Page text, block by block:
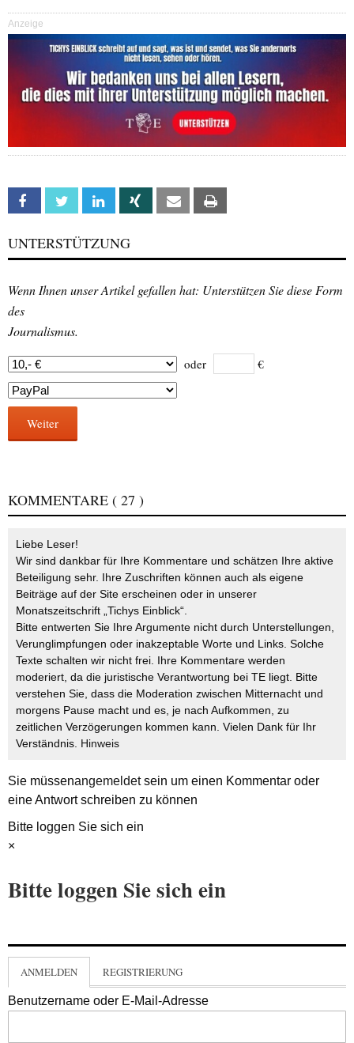
Anzeige
Facebook Twitter Linkedin Xing Email
UNTERSTÜTZUNG
Wenn Ihnen unser Artikel gefallen hat: Unterstützen Sie diese Form
des
Journalismus.
oder €
Weiter
KOMMENTARE ( 27 )
Liebe Leser!
Wir sind dankbar für Ihre Kommentare und schätzen Ihre aktive
Beteiligung sehr. Ihre Zuschriften können auch als eigene
Beiträge auf der Site erscheinen oder in unserer
Monatszeitschrift „Tichys Einblick“.
Bitte entwerten Sie Ihre Argumente nicht durch Unterstellungen,
Verunglimpfungen oder inakzeptable Worte und Links. Solche
Texte schalten wir nicht frei. Ihre Kommentare werden
moderiert, da die juristische Verantwortung bei TE liegt. Bitte
verstehen Sie, dass die Moderation zwischen Mitternacht und
morgens Pause macht und es, je nach Aufkommen, zu
zeitlichen Verzögerungen kommen kann. Vielen Dank für Ihr
Verständnis. Hinweis
Sie müssenangemeldetsein um einen Kommentar oder
eine Antwort schreiben zu können
Bitte loggen Sie sich ein
×
Bitte loggen Sie sich ein
ANMELDEN REGISTRIERUNG
Benutzername oder E-Mail-Adresse